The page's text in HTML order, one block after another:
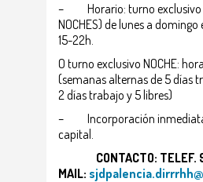
– Horario: turno exclusivo
NOCHES) de lunes a
15-22h.
O turno exclusivo NOCHE:
(semanas alternas de 5 días
2 días trabajo y 5 libres)
– Incorporación inmediata
capital.
CONTACTO:
MAIL: